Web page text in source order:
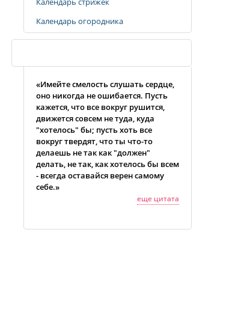
Календарь огородника
«Имейте смелость слушать сердце,
оно никогда не ошибается. Пусть
кажется, что все вокруг рушится,
движется совсем не туда, куда
"хотелось" бы; пусть хоть все
вокруг твердят, что ты что-то
делаешь не так как "должен"
делать, не так, как хотелось бы всем
- всегда оставайся верен самому
себе.»
еще цитата